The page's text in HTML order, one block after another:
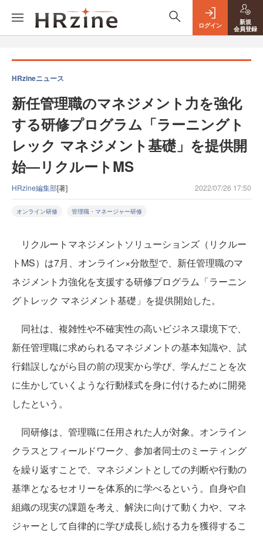
ログイン
新規
会員登録
HRzineニュース
新任管理職のマネジメント力を強化
する研修プログラム「ラーニングト
レック マネジメント基礎」を提供開
始―リクルートMS
HRzine編集部[著] 2022/07/26 17:50
オンライン研修 管理職・マネージャー研修
リクルートマネジメントソリューションズ（リクルー
トMS）は7月、オンライン×分散型で、新任管理職のマ
ネジメント力強化を支援する研修プログラム「ラーニン
グトレック マネジメント基礎」を提供開始した。
同社は、複雑性や不確実性の高いビジネス環境下で、
新任管理職に求められるマネジメントの基本知識や、試
行錯誤しながら目の前の現実から学び、学んだことを次
に生かしていくような行動様式を身に付けるために開発
したという。
同研修は、管理職に任用された人が対象。オンライン
クラスとフィールドワーク、参加者同士のミーティング
を繰り返すことで、マネジメントとしての判断や行動の
基準となるセオリーを体系的に学べるという。自身や自
組織の現実の課題を考え、解決に向けて動く力や、マネ
ジャーとして自律的に学び成長し続ける力を獲得するこ